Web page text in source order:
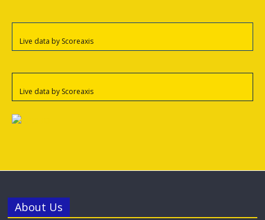
Live data by Scoreaxis
Live data by Scoreaxis
Αbout Us